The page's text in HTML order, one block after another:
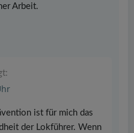
Arbeit.
ist für mich das
der Lokführer. Wenn